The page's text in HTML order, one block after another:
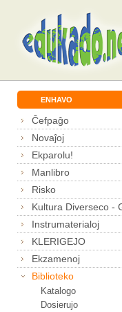
ENHAVO
Ĉefpaĝo
Novaĵoj
Ekparolu!
Manlibro
Risko
Kultura Diverseco -
Instrumaterialoj
KLERIGEJO
Ekzamenoj
Biblioteko
Katalogo
Dosierujo